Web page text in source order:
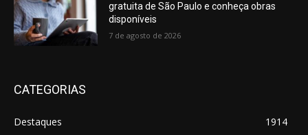
gratuita de São Paulo e conheça obras
disponíveis
7 de agosto de 2026
CATEGORIAS
Destaques
1914